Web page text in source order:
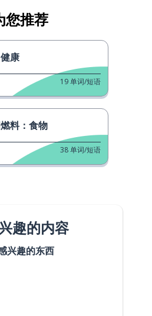
您推荐
康
19单词/短语
料：食物
38单词/短语
趣的内容
兴趣的东西